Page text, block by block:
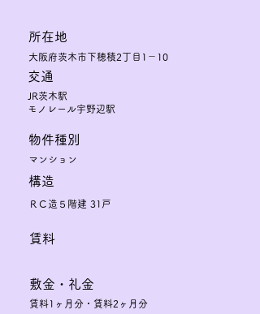
​所在地
大阪府茨木市下穂積2丁目1－10
交通
JR茨木駅
モノレール宇野辺駅
物件種別
マンション
構造
ＲＣ造５階建 31戸
賃料
敷金・礼金
賃料1ヶ月分・賃料2ヶ月分